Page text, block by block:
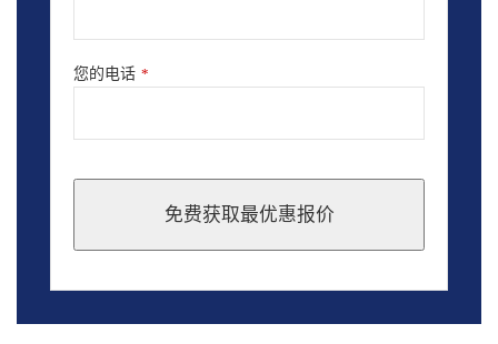
您的电话 *
免费获取最优惠报价
should